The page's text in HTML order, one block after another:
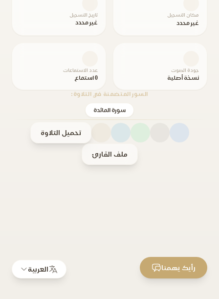
مكان التسجيل
غير محدد
تاريخ التسجيل
غير محدد
جودة الصوت
نسخة أصلية
عدد الاستماعات
0 استماع
السور المتضمنة في التلاوة:
سورة المائدة
تحميل التلاوة
ملف القارئ
العربية رأيك يهمنا